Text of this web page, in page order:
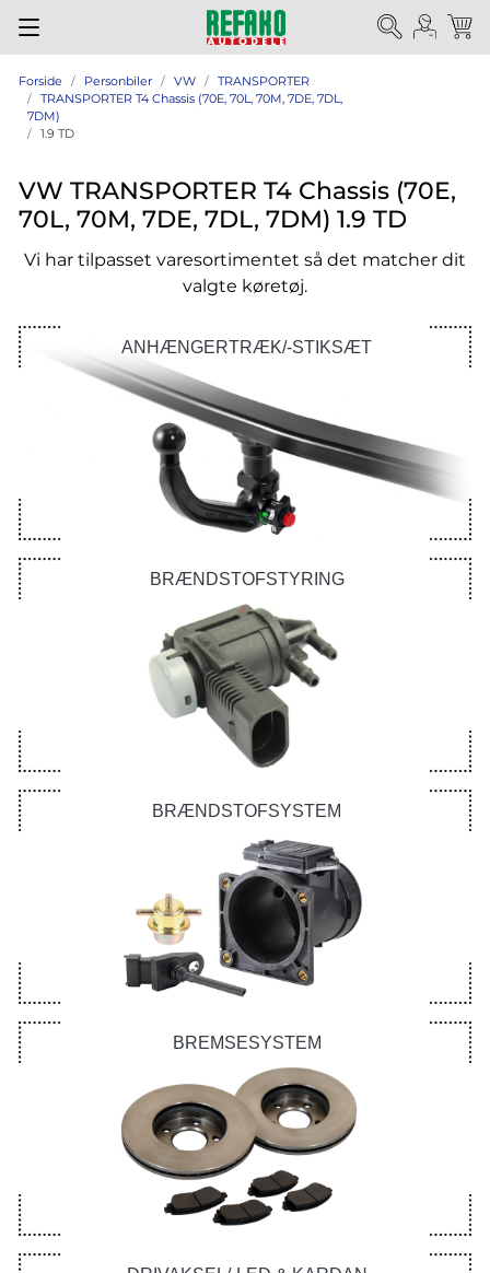
Forside Personbiler VW
TRANSPORTER
TRANSPORTER T4 Chassis (70E, 70L, 70M, 7DE, 7DL,
7DM)
1.9 TD
VW TRANSPORTER T4 Chassis (70E,
70L, 70M, 7DE, 7DL, 7DM) 1.9 TD
Vi har tilpasset varesortimentet så det matcher dit
valgte køretøj.
ANHÆNGERTRÆK/-STIKSÆT
BRÆNDSTOFSTYRING
BRÆNDSTOFSYSTEM
BREMSESYSTEM